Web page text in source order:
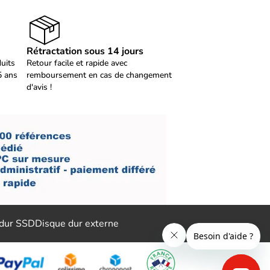
ans
Rétractation sous 14 jours
Retour facile et rapide avec
remboursement en cas de changement
d'avis !
SSDDisque dur externe